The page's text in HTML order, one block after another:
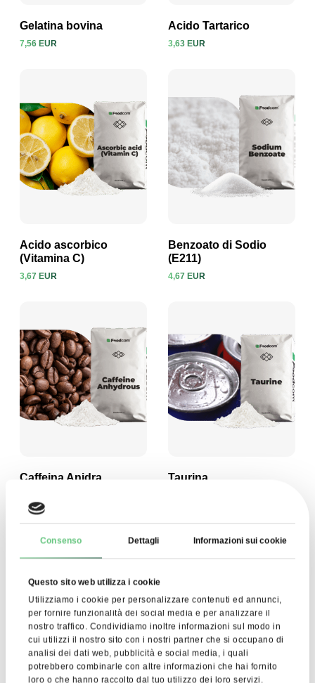
Consenso Dettagli Informazioni sui cookie
Questo sito web utilizza i cookie
Utilizziamo i cookie per personalizzare contenuti ed annunci,
per fornire funzionalità dei social media e per analizzare il
nostro traffico. Condividiamo inoltre informazioni sul modo in
cui utilizzi il nostro sito con i nostri partner che si occupano di
analisi dei dati web, pubblicità e social media, i quali
potrebbero combinarle con altre informazioni che hai fornito
loro o che hanno raccolto dal tuo utilizzo dei loro servizi.
Gelatina bovina
7,56 EUR
Acido Tartarico
3,63 EUR
Visualizza prodotto
Acido ascorbico
(Vitamina C)
3,67 EUR Visualizza prodotto
Benzoato di Sodio
(E211)
4,67 EUR
Visualizza prodotto
Caffeina Anidra Taurina